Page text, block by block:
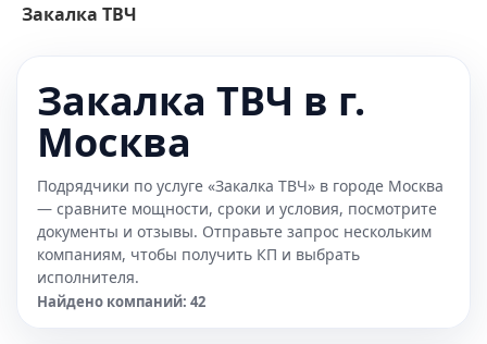
О сервисе
Закалка ТВЧ
Закалка ТВЧ в г.
Москва
Подрядчики по услуге «Закалка ТВЧ» в городе Москва
— сравните мощности, сроки и условия, посмотрите
документы и отзывы. Отправьте запрос нескольким
компаниям, чтобы получить КП и выбрать
исполнителя.
Найдено компаний: 42